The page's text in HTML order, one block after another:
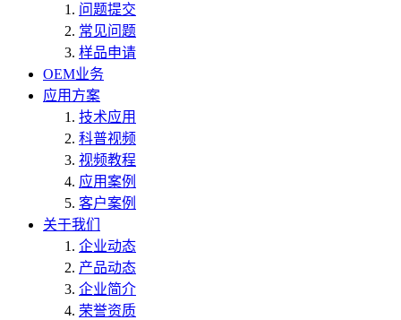
问题提交
常见问题
样品申请
OEM业务
应用方案
技术应用
科普视频
视频教程
应用案例
客户案例
关于我们
企业动态
产品动态
企业简介
荣誉资质